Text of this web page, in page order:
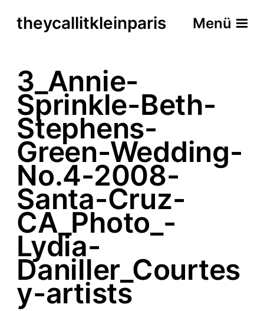
theycallitkleinparis Menü
3_Annie-
Sprinkle-Beth-
Stephens-
Green-Wedding-
No.4-2008-
Santa-Cruz-
CA_Photo_-
Lydia-
Daniller_Courtes
y-artists